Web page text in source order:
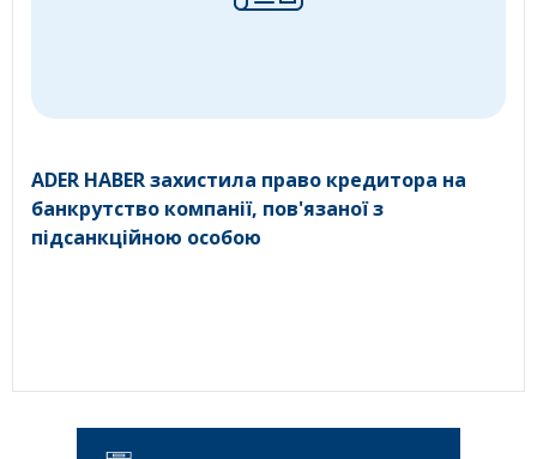
ADER HABER захистила право кредитора на
банкрутство компанії, пов'язаної з
підсанкційною особою